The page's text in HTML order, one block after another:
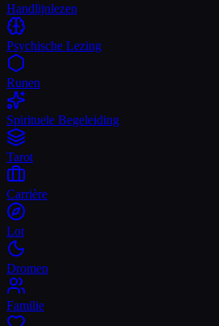
Handlijnlezen
Psychische Lezing
Runen
Spirituele Begeleiding
Tarot
Carrière
Lot
Dromen
Familie